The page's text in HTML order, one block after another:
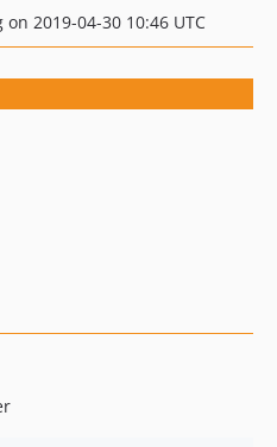
2019-04-30 10:46 UTC